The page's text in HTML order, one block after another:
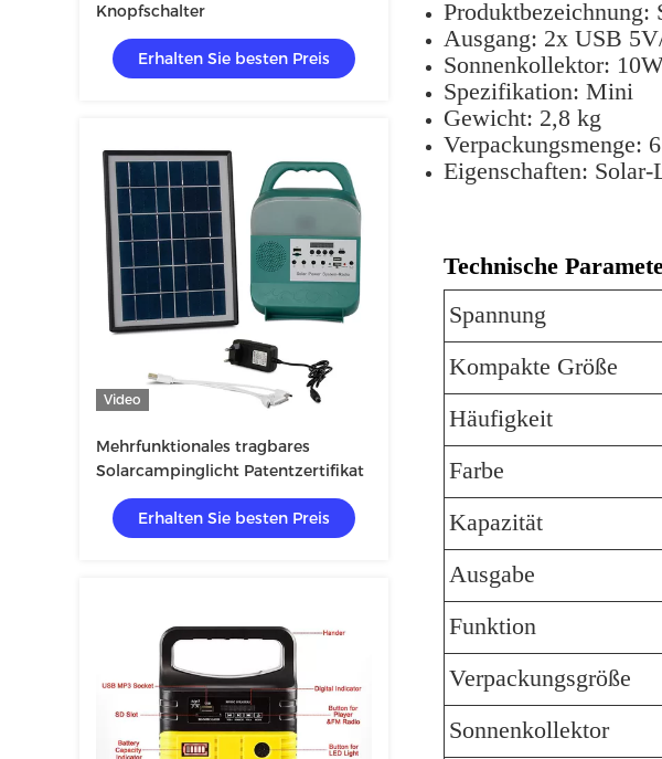
Knopfschalter
Erhalten Sie besten Preis
Video
Mehrfunktionales tragbares
Solarcampinglicht Patentzertifikat
Erhalten Sie besten Preis
Produktbezeichnung:
Ausgang: 2x USB
Sonnenkollektor:
Spezifikation: Mini
Gewicht: 2,8 kg
Verpackungsmenge:
Eigenschaften:
Technische
Spannung
Kompakte Größe
Häufigkeit
Farbe
Kapazität
Ausgabe
Funktion
Verpackungsgröße
Sonnenkollektor